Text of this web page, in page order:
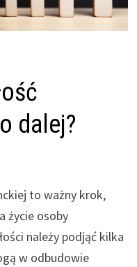
dalej?
to ważny krok,
życie osoby
należy podjąć kilka
w odbudowie